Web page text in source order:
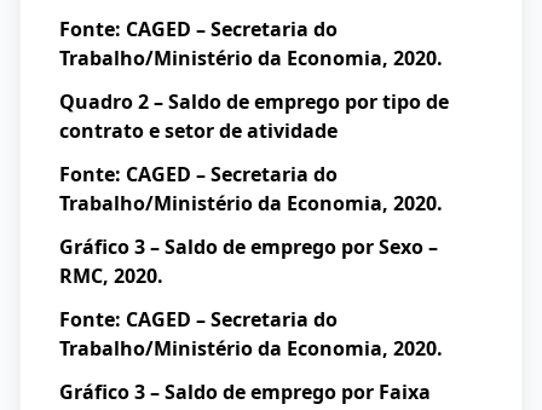
Fonte: CAGED – Secretaria do
Trabalho/Ministério da Economia, 2020.
Quadro 2 – Saldo de emprego por tipo de
contrato e setor de atividade
Fonte: CAGED – Secretaria do
Trabalho/Ministério da Economia, 2020.
Gráfico 3 – Saldo de emprego por Sexo –
RMC, 2020.
Fonte: CAGED – Secretaria do
Trabalho/Ministério da Economia, 2020.
Gráfico 3 – Saldo de emprego por Faixa